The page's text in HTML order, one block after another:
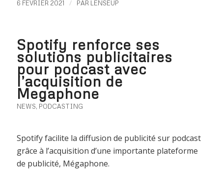
6 FÉVRIER 2021 / PAR LENSEUP
Spotify renforce ses
solutions publicitaires
pour podcast avec
l’acquisition de
Megaphone
NEWS, PODCASTING
Spotify facilite la diffusion de publicité sur podcast
grâce à l’acquisition d’une importante plateforme
de publicité, Mégaphone.